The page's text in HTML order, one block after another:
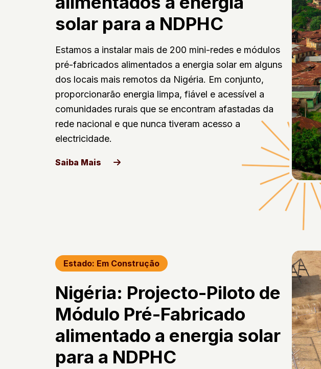
solar para a NDPHC
Estamos a instalar mais de 200 mini-redes e módulos
pré-fabricados alimentados a energia solar em alguns
dos locais mais remotos da Nigéria. Em conjunto,
proporcionarão energia limpa, fiável e acessível a
comunidades rurais que se encontram afastadas da
rede nacional e que nunca tiveram acesso a
electricidade.
Saiba Mais
Estado: Em Construção
Nigéria: Projecto-Piloto de
Módulo Pré-Fabricado
alimentado a energia solar
para a NDPHC